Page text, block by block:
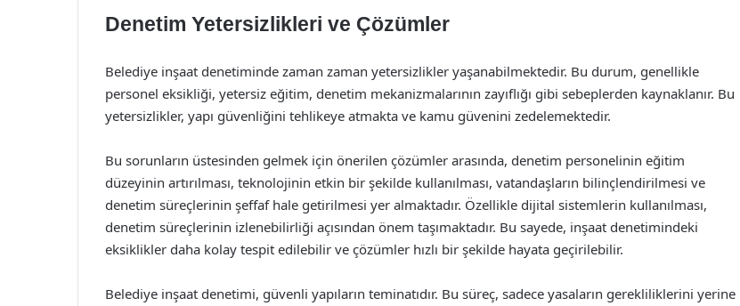
Denetim Yetersizlikleri ve Çözümler
Belediye inşaat denetiminde zaman zaman yetersizlikler yaşanabilmektedir. Bu durum, genellikle
personel eksikliği, yetersiz eğitim, denetim mekanizmalarının zayıflığı gibi sebeplerden kaynaklanır. Bu
yetersizlikler, yapı güvenliğini tehlikeye atmakta ve kamu güvenini zedelemektedir.
Bu sorunların üstesinden gelmek için önerilen çözümler arasında, denetim personelinin eğitim
düzeyinin artırılması, teknolojinin etkin bir şekilde kullanılması, vatandaşların bilinçlendirilmesi ve
denetim süreçlerinin şeffaf hale getirilmesi yer almaktadır. Özellikle dijital sistemlerin kullanılması,
denetim süreçlerinin izlenebilirliği açısından önem taşımaktadır. Bu sayede, inşaat denetimindeki
eksiklikler daha kolay tespit edilebilir ve çözümler hızlı bir şekilde hayata geçirilebilir.
Belediye inşaat denetimi, güvenli yapıların teminatıdır. Bu süreç, sadece yasaların gerekliliklerini yerine